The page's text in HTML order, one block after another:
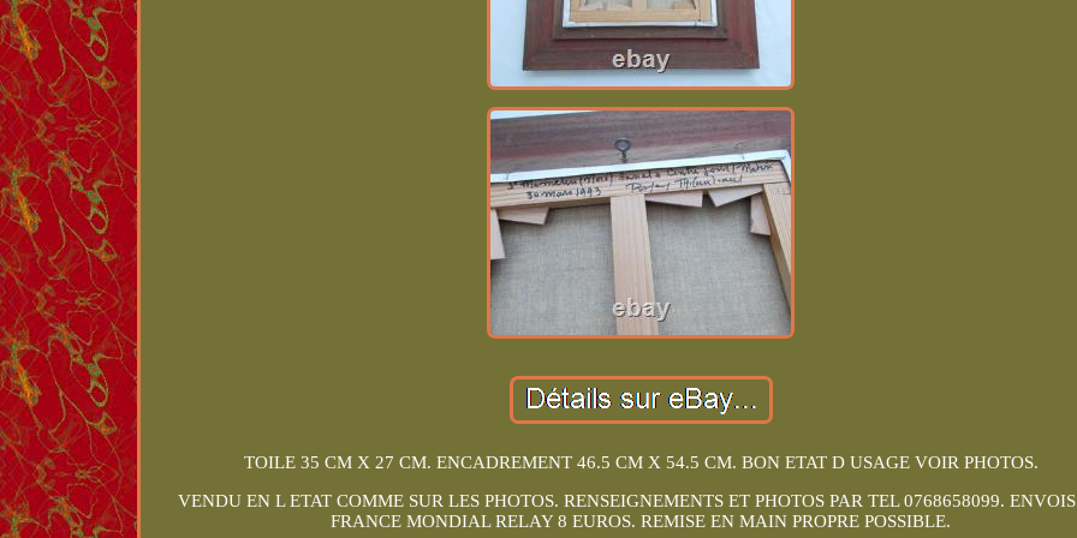
TOILE 35 CM X 27 CM. ENCADREMENT 46.5 CM X 54.5 CM. BON ETAT D USAGE VOIR PHOTOS.
VENDU EN L ETAT COMME SUR LES PHOTOS. RENSEIGNEMENTS ET PHOTOS PAR TEL 0768658099.
FRANCE MONDIAL RELAY 8 EUROS. REMISE EN MAIN PROPRE POSSIBLE.